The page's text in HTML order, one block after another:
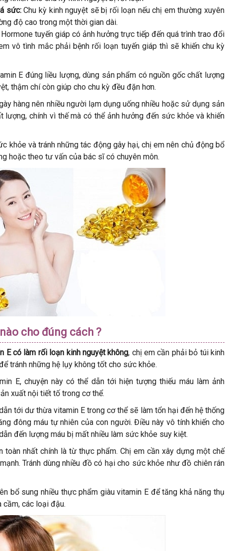
sức:Chu kỳ kinh nguyệt sẽ bị rối loạn nếu chị em thường xuyên
độ cao trong một thời gian dài.
Hormone tuyến giáp có ảnh hưởng trực tiếp đến quá trình trao đổi
vô tình mắc phải bệnh rối loạn tuyến giáp thì sẽ khiến chu kỳ
E đúng liều lượng, dùng sản phẩm có nguồn gốc chất lượng
thậm chí còn giúp cho chu kỳ đều đặn hơn.
hàng nên nhiều người lạm dụng uống nhiều hoặc sử dụng sản
chính vì thế mà có thể ảnh hưởng đến sức khỏe và khiến
khỏe và tránh những tác động gây hại, chị em nên chủ động bổ
hoặc theo tư vấn của bác sĩ có chuyên môn.
cho đúng cách ?
E có làm rối loạn kinh nguyệt không, chị em cần phải bỏ túi kinh
tránh những hệ lụy không tốt cho sức khỏe.
E, chuyện này có thể dẫn tới hiện tượng thiếu máu làm ảnh
xuất nội tiết tố trong cơ thể.
tới dư thừa vitamin E trong cơ thể sẽ làm tổn hại đến hệ thống
đông máu tự nhiên của con người. Điều này vô tính khiến cho
đến lượng máu bị mất nhiều làm sức khỏe suy kiệt.
toàn nhất chính là từ thực phẩm. Chị em cần xây dựng một chế
Tránh dùng nhiều đồ có hại cho sức khỏe như đồ chiên rán
bổ sung nhiều thực phẩm giàu vitamin E để tăng khả năng thụ
cầm, các loại đậu.